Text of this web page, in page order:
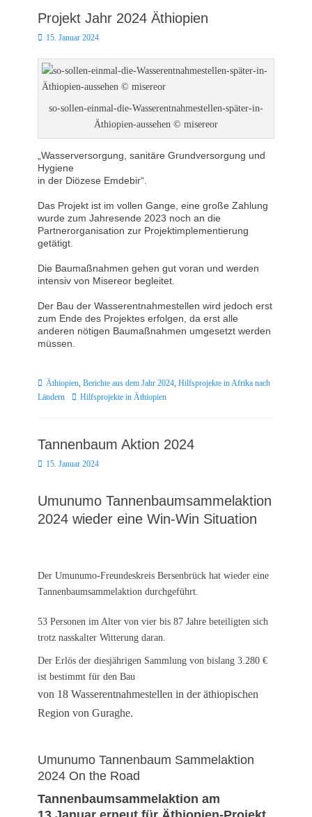
Projekt Jahr 2024 Äthiopien
Posted15. Januar 2024
so-sollen-einmal-die-Wasserentnahmestellen-später-in-
Äthiopien-aussehen © misereor
„Wasserversorgung, sanitäre Grundversorgung und
Hygiene
in der Diözese Emdebir“.
Das Projekt ist im vollen Gange, eine große Zahlung
wurde zum Jahresende 2023 noch an die
Partnerorganisation zur Projektimplementierung
getätigt.
Die Baumaßnahmen gehen gut voran und werden
intensiv von Misereor begleitet.
Der Bau der Wasserentnahmestellen wird jedoch erst
zum Ende des Projektes erfolgen, da erst alle
anderen nötigen Baumaßnahmen umgesetzt werden
müssen.
Kategorien
Äthiopien Berichte aus dem Jahr 2024 Hilfsprojekte in Afrika nach
Ländern
Schlagworte
Hilfsprojekte in Äthiopien
Tannenbaum Aktion 2024
Posted15. Januar 2024
Umunumo Tannenbaumsammelaktion
2024 wieder eine Win-Win Situation
Der Umunumo-Freundeskreis Bersenbrück hat wieder eine
Tannenbaumsammelaktion durchgeführt.
53 Personen im Alter von vier bis 87 Jahre beteiligten sich
trotz nasskalter Witterung daran.
Der Erlös der diesjährigen Sammlung von bislang 3.280 €
ist bestimmt für den Bau
von 18 Wasserentnahmestellen in der äthiopischen
Region von Guraghe.
Umunumo Tannenbaum Sammelaktion
2024 On the Road
Tannenbaumsammelaktion am